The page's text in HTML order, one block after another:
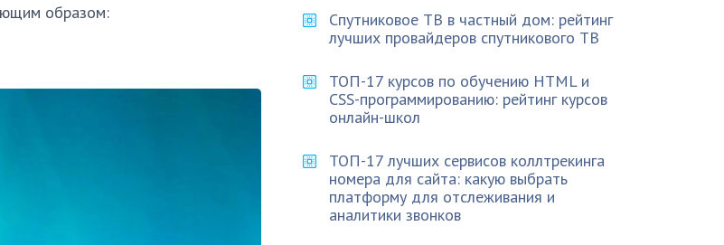
образом:
Спутниковое ТВ в частный дом: рейтинг
лучших провайдеров спутникового ТВ
ТОП-17 курсов по обучению HTML и
CSS-программированию: рейтинг курсов
онлайн-школ
ТОП-17 лучших сервисов коллтрекинга
номера для сайта: какую выбрать
платформу для отслеживания и
аналитики звонков